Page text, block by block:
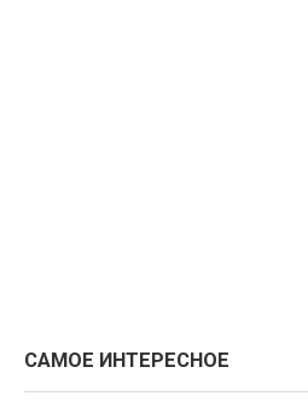
САМОЕ ИНТЕРЕСНОЕ